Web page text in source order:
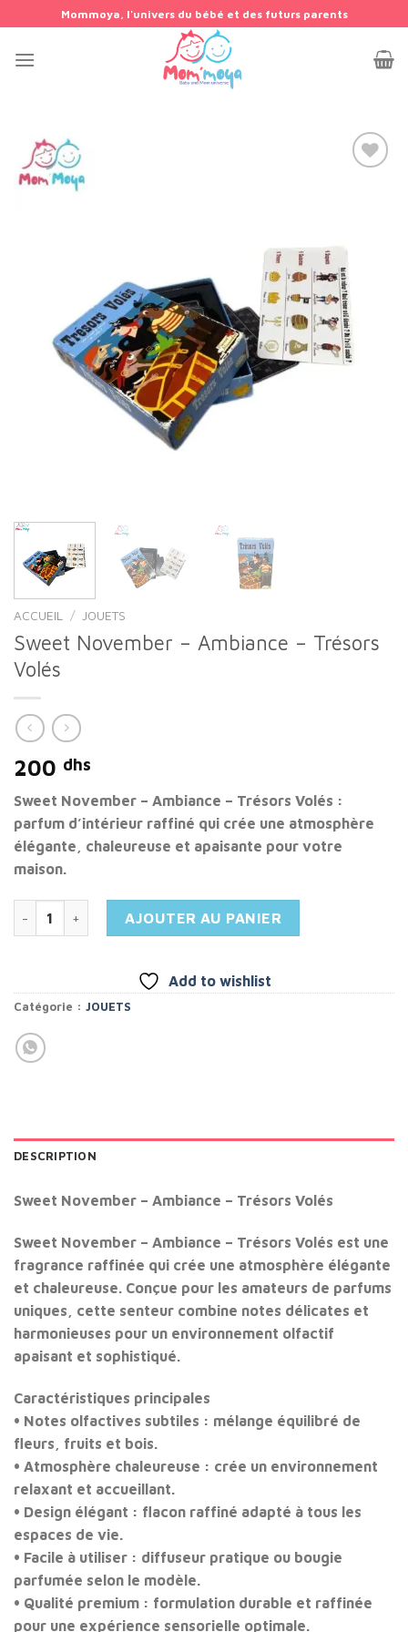
au
contenu
Mommoya, l'univers du bébé et des futurs parents
ACCUEIL / JOUETS
Sweet November – Ambiance – Trésors
Volés
200 dhs
Sweet November – Ambiance – Trésors Volés :
parfum d’intérieur raffiné qui crée une atmosphère
élégante, chaleureuse et apaisante pour votre
maison.
AJOUTER AU PANIER
Add to wishlist
Catégorie : JOUETS
DESCRIPTION
Sweet November – Ambiance – Trésors Volés
Sweet November – Ambiance – Trésors Volés est une
fragrance raffinée qui crée une atmosphère élégante
et chaleureuse. Conçue pour les amateurs de parfums
uniques, cette senteur combine notes délicates et
harmonieuses pour un environnement olfactif
apaisant et sophistiqué.
Caractéristiques principales
• Notes olfactives subtiles : mélange équilibré de
fleurs, fruits et bois.
• Atmosphère chaleureuse : crée un environnement
relaxant et accueillant.
• Design élégant : flacon raffiné adapté à tous les
espaces de vie.
• Facile à utiliser : diffuseur pratique ou bougie
parfumée selon le modèle.
• Qualité premium : formulation durable et raffinée
pour une expérience sensorielle optimale.